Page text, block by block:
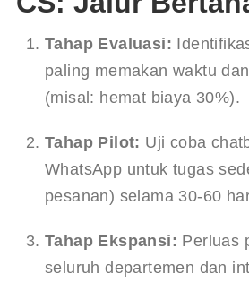
Tahap Evaluasi:
paling memakan waktu
(misal: hemat biaya 30%).
Tahap Pilot: Uji coba
WhatsApp untuk tugas
pesanan) selama 30-60
Tahap Ekspansi: Perluas
seluruh departemen dan